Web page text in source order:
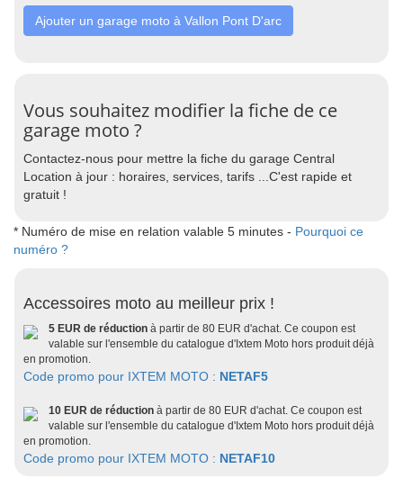
Ajouter un garage moto à Vallon Pont D'arc
Vous souhaitez modifier la fiche de ce
garage moto ?
Contactez-nous pour mettre la fiche du garage Central
Location à jour : horaires, services, tarifs ...C'est rapide et
gratuit !
* Numéro de mise en relation valable 5 minutes - Pourquoi ce
numéro ?
Accessoires moto au meilleur prix !
5 EUR de réduction à partir de 80 EUR d'achat. Ce coupon est
valable sur l'ensemble du catalogue d'Ixtem Moto hors produit déjà
en promotion.
Code promo pour IXTEM MOTO : NETAF5
10 EUR de réduction à partir de 80 EUR d'achat. Ce coupon est
valable sur l'ensemble du catalogue d'Ixtem Moto hors produit déjà
en promotion.
Code promo pour IXTEM MOTO : NETAF10